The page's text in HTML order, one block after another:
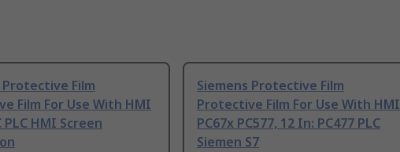
Protective Film
Film For Use With HMI
PLC HMI Screen
Siemens Protective Film
Protective Film For Use With HMI
PC67x PC577, 12 In: PC477 PLC
Siemen S7